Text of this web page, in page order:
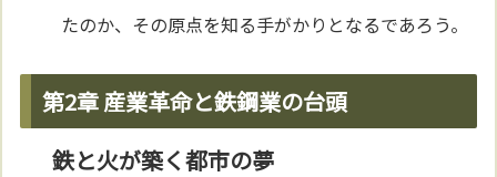
たのか、その原点を知る手がかりとなるであろう。
第2章 産業革命と鉄鋼業の台頭
鉄と火が築く都市の夢